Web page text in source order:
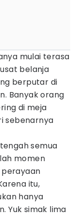
mulai terasa
belanja
berputar di
Banyak orang
di meja
sebenarnya
semua
momen
itu,
hanya
Yuk simak lima